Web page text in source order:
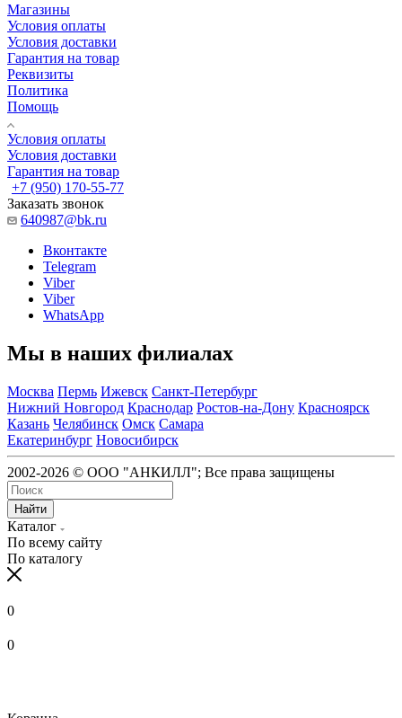
Магазины
Условия оплаты
Условия доставки
Гарантия на товар
Реквизиты
Политика
Помощь
Условия оплаты
Условия доставки
Гарантия на товар
+7 (950) 170-55-77
Заказать звонок
640987@bk.ru
Вконтакте
Telegram
Viber
Viber
WhatsApp
Мы в наших филиалах
Москва Пермь Ижевск Санкт-Петербург
Нижний Новгород Краснодар Ростов-на-Дону Красноярск
Казань Челябинск Омск Самара
Екатеринбург Новосибирск
2002-2026 © ООО "АНКИЛЛ"; Все права защищены
Найти
Каталог
По всему сайту
По каталогу
0
0